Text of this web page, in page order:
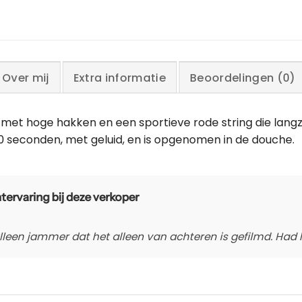
Over mij Extra informatie Beoordelingen (0)
hoge hakken en een sportieve rode string die
seconden, met geluid, en is opgenomen in de douche.
bij deze verkoper
jammer dat het alleen van achteren is gefilmd.